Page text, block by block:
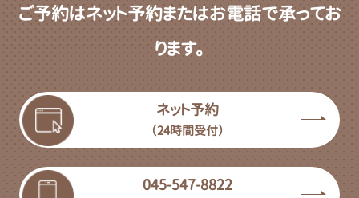
ご予約はネット予約またはお電話で承ってお
ります。
ネット予約
（24時間受付）
045-547-8822